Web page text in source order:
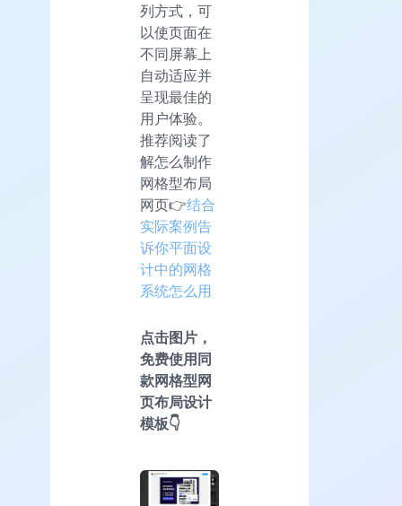
列方式，可
以使页面在
不同屏幕上
自动适应并
呈现最佳的
用户体验。
推荐阅读了
解怎么制作
网格型布局
网页👉结合
实际案例告
诉你平面设
计中的网格
系统怎么用
点击图片，
免费使用同
款网格型网
页布局设计
模板👇